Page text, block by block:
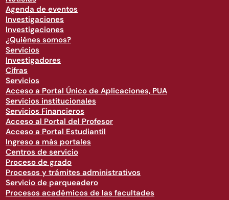
Agenda de eventos
Investigaciones
Investigaciones
¿Quiénes somos?
Servicios
Investigadores
Cifras
Servicios
Acceso a Portal Único de Aplicaciones, PUA
Servicios institucionales
Servicios Financieros
Acceso al Portal del Profesor
Acceso a Portal Estudiantil
Ingreso a más portales
Centros de servicio
Proceso de grado
Procesos y trámites administrativos
Servicio de parqueadero
Procesos académicos de las facultades